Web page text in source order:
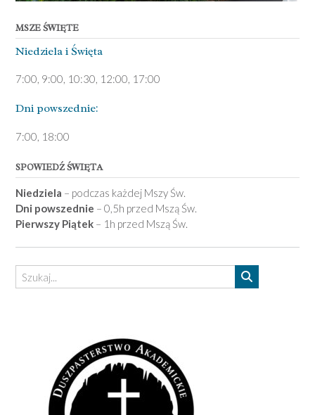
MSZE ŚWIĘTE
Niedziela ­i Święta
7:00, 9:00, 10:30, 12:00, 17:00
Dni pows­zednie:
7­:00, 18:00­
SPOWIEDŹ ŚWIĘTA
Niedziela – podczas każdej Mszy Św.
Dni powszednie – 0,5h przed Mszą Św.
Pierwszy Piątek – 1h przed Mszą Św.